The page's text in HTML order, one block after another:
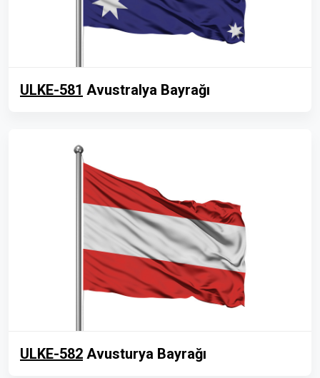
ULKE-581 Avustralya Bayrağı
ULKE-582 Avusturya Bayrağı